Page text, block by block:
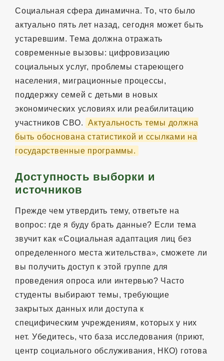
Социальная сфера динамична. То, что было
актуально пять лет назад, сегодня может быть
устаревшим. Тема должна отражать
современные вызовы: цифровизацию
социальных услуг, проблемы стареющего
населения, миграционные процессы,
поддержку семей с детьми в новых
экономических условиях или реабилитацию
участников СВО.
Актуальность темы должна
быть обоснована статистикой и ссылками на
государственные программы.
Доступность выборки и
источников
Прежде чем утвердить тему, ответьте на
вопрос: где я буду брать данные? Если тема
звучит как «Социальная адаптация лиц без
определенного места жительства», сможете ли
вы получить доступ к этой группе для
проведения опроса или интервью? Часто
студенты выбирают темы, требующие
закрытых данных или доступа к
специфическим учреждениям, которых у них
нет. Убедитесь, что база исследования (приют,
центр социального обслуживания, НКО) готова